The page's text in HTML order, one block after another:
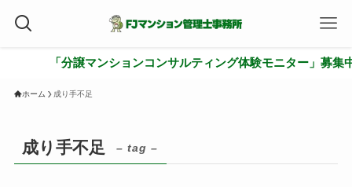
「分譲マンションコンサルティング体験モニター」募集中
ホーム 成り手不足
成り手不足 – tag –